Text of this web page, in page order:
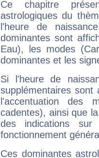
Ce chapitre
astrologiques du
l'heure de
dominantes sont
Eau), les modes
dominantes et les
Si l'heure de
supplémentaires sont
l'accentuation des
cadentes), ainsi que
des indications sur
fonctionnement
Ces dominantes